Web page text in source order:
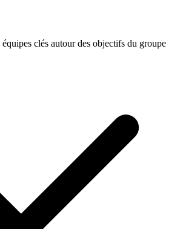
clés autour des objectifs du groupe